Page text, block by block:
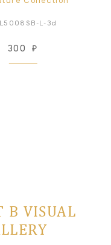
L-3d
300 ₽
В VISUAL